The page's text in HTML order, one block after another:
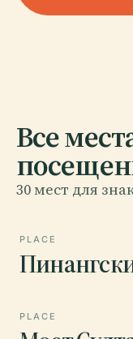
Все
30 мест для
PLACE
PLACE